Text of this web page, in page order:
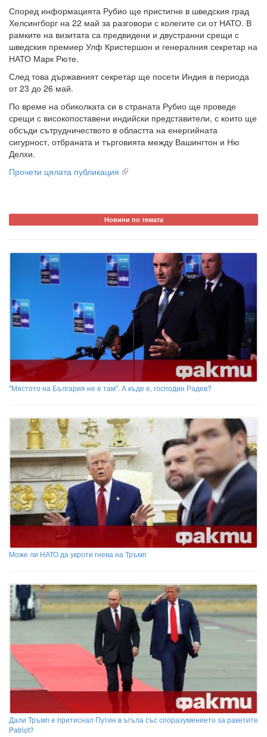
Според информацията Рубио ще пристигне в шведския град
Хелсингборг на 22 май за разговори с колегите си от НАТО. В
рамките на визитата са предвидени и двустранни срещи с
шведския премиер Улф Кристершон и генералния секретар на
НАТО Марк Рюте.
След това държавният секретар ще посети Индия в периода
от 23 до 26 май.
По време на обиколката си в страната Рубио ще проведе
срещи с високопоставени индийски представители, с които ще
обсъди сътрудничеството в областта на енергийната
сигурност, отбраната и търговията между Вашингтон и Ню
Делхи.
Прочети цялата публикация
Новини по темата
"Мястото на България не е там". А къде е, господин Радев?
Може ли НАТО да укроти гнева на Тръмп
Дали Тръмп е притиснал Путин в ъгъла със споразумението за ракетите
Patriot?